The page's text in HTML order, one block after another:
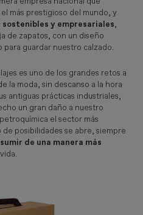
más prestigioso del mundo, y
y empresariales,
de zapatos, con un diseño
guardar nuestro calzado.
es uno de los grandes retos a
la moda, sin descanso a la hora
antiguas prácticas industriales,
un gran daño a nuestro
el sector más
posibilidades se abre, siempre
de una manera más